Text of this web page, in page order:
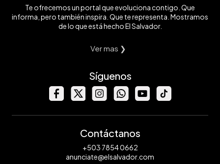
Te ofrecemos un portal que evoluciona contigo. Que
informa, pero también inspira. Que te representa. Mostramos
de lo que está hecho El Salvador.
Ver mas ❯
Síguenos
Contáctanos
+503 7854 0662
anunciate@elsalvador.com